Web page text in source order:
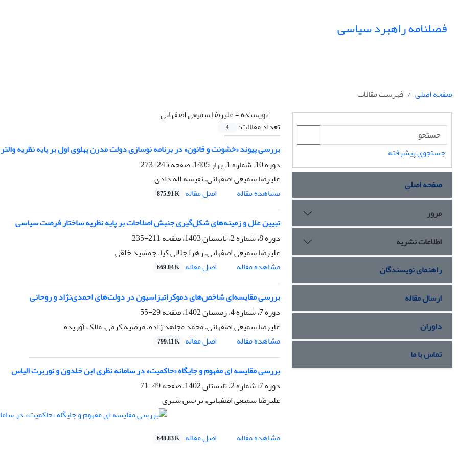
فصلنامه راهبرد سیاسی
صفحه اصلی
فهرست مقالات
نویسنده =علیرضا سمیعی اصفهانی
تعداد مقالات:
4
بررسی پیوند «خشونت و قانون» در برنامه نوسازی دولت مدرن پهلوی اول بر پایه نظریه
دوره 10، شماره 1، بهار 1405، صفحه
245-273
علیرضا سمیعی اصفهانی، نفیسه اله دادی
مشاهده مقاله
اصل مقاله 875.91 K
تبیین علل و زمینه‌های شکل‌گیری جنبش اصلاحات بر پایه نظریه ساختار فرصت‌ سیاسی
دوره 8، شماره 2، تابستان 1403، صفحه
211-235
علیرضا سمیعی اصفهانی، زهرا جلالی کیا، جمشید خلقی
مشاهده مقاله
اصل مقاله 669.04 K
بررسی مقایسه‌ای شاخص‌های دموکراتیزاسیون در دولت‌های احمدی‌نژاد و روحانی
دوره 7، شماره 4، زمستان 1402، صفحه
29-55
علیرضا سمیعی اصفهانی، محمد مجاهد زاده، مرضیه کرمی، مالک آوریده
مشاهده مقاله
اصل مقاله 799.11 K
بررسی مقایسه ای مفهوم و جایگاه «حاکمیت» در سامانه نظری ابن خلدون و نوربرت الیاس
دوره 7، شماره 2، تابستان 1402، صفحه
49-71
علیرضا سمیعی اصفهانی، نرجس شیری
مشاهده مقاله اصل مقاله 648.83 K
جستجوی پیشرفته
صفحه اصلی
مرور
اطلاعات نشریه
راهنمای نویسندگان
ارسال مقاله
داوران
تماس با ما